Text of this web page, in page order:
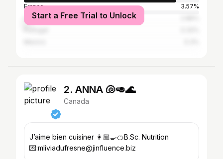
France
3.57%
United States
Start a Free Trial to Unlock
2. ANNA 🐚🥑🌊
Canada
J’aime bien cuisiner 👩🏼‍🍳🍊B.Sc. Nutrition
💌:mliviadufresne@jinfluence.biz